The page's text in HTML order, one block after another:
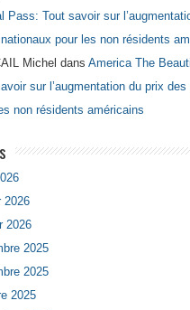
Pass: Tout savoir sur
pour les non résidents
Michel dans America The
sur l’augmentation du prix
non résidents américains
2026
2026
2025
2025
2025